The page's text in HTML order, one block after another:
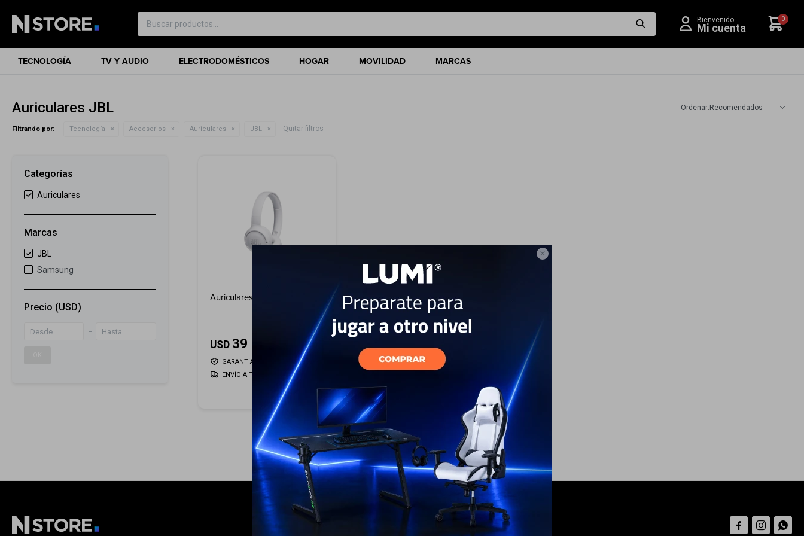

TECNOLOGÍA TV Y AUDIO ELECTRODOMÉSTICOS HOGAR MOVILIDAD MARCAS
0
Auriculares JBL Recomendados
Filtrando por: Tecnología Accesorios Auriculares JBL Quitar filtros
Auriculares JBL Tune 500
USD 39 USD33
GARANTÍA: 5 DÍAS
ENVÍO A TODO EL PAÍS
Categorías
Auriculares
Marcas
JBL
Samsung
Precio (USD)
  